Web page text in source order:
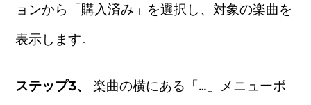
ョンから「購入済み」を選択し、対象の楽曲を
表示します。
ステップ3、
楽曲の横にある「…」メニューボ